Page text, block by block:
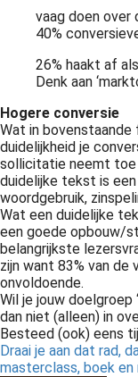
vaag doen over
40%
26% haakt af
Denk aan
Hogere conversie
Wat in
duidelijkheid je
sollicitatie neemt toe
duidelijke tekst is
woordgebruik,
Wat een duidelijke
een goede opbouw/
belangrijkste
zijn want 83% van
onvoldoende.
Wil je jouw doelgroep
dan niet (alleen) in
Besteed (ook) eens
Draai je aan dat rad,
masterclass, boek en